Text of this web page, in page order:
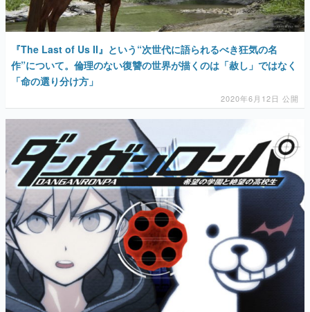
『The Last of Us II』という“次世代に語られるべき狂気の名
作”について。倫理のない復讐の世界が描くのは「赦し」ではなく
「命の選り分け方」
2020年6月12日 公開